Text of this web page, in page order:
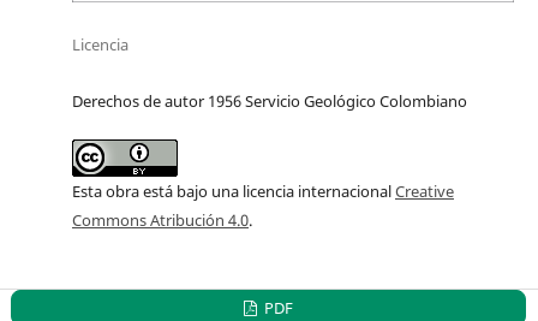
Licencia
Derechos de autor 1956 Servicio Geológico Colombiano
Esta obra está bajo una licencia internacionalCreative
Commons Atribución 4.0.
PDF